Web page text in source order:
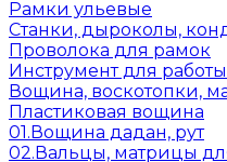
Рамки ульевые
Станки, дыроколы,
Проволока для рамок
Инструмент для
Вощина, воскотопки,
Пластиковая вощина
01.Вощина дадан, рут
02.Вальцы, матрицы